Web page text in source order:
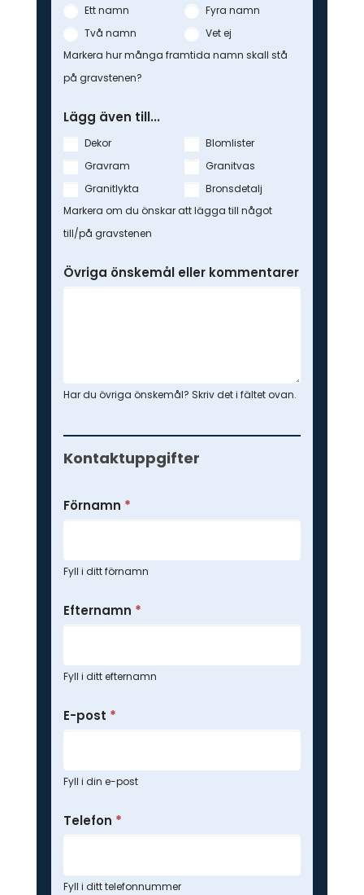
Ett namn
Fyra namn
Två namn
Vet ej
Markera hur många framtida namn skall stå
på gravstenen?
Lägg även till...
Dekor
Blomlister
Gravram
Granitvas
Granitlykta
Bronsdetalj
Markera om du önskar att lägga till något
till/på gravstenen
Övriga önskemål eller kommentarer
Har du övriga önskemål? Skriv det i fältet ovan.
Kontaktuppgifter
Förnamn *
Fyll i ditt förnamn
Efternamn *
Fyll i ditt efternamn
E-post *
Fyll i din e-post
Telefon *
Fyll i ditt telefonnummer